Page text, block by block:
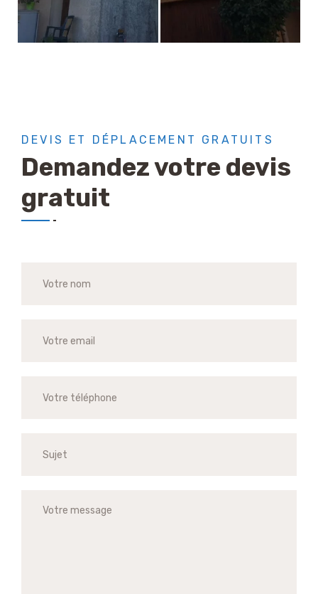
DEVIS ET DÉPLACEMENT GRATUITS
Demandez votre devis
gratuit